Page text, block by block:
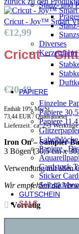
Stanz- und
Diverses
Kerzenfarm
PAPIERE
Einzelne
Papiere
Papiere
Labelblöcke
Papiere
Cardstock
Sticker
GUTSCHEIN
SALE
Cricut - Joy™ Smart
€12,99
Cricut –
€20,49
Enthält 19% MwSt.
73,44 EUR / Quadratmeter
Lieferzeit: ca. 2-3 Werktage
Iron On – Sampler
3 Bögen (30,5 cm x
Verwendung mit allen
Wir empfehlen die
Vorrätig